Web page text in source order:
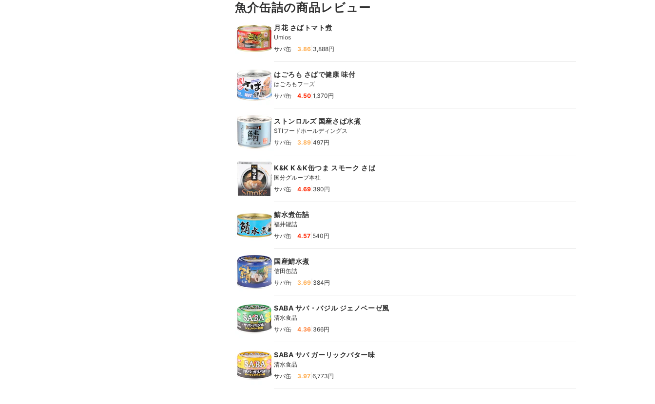
魚介缶詰の商品レビュー
月花 さばトマト煮
Umios
サバ缶
3.86 3,888円
はごろも さばで健康 味付
はごろもフーズ
サバ缶
4.50 1,370円
ストンロルズ 国産さば水煮
STIフードホールディングス
サバ缶
3.89 497円
K&K K＆K缶つま スモーク さば
国分グループ本社
サバ缶
4.69 390円
鯖水煮缶詰
福井罐詰
サバ缶
4.57 540円
国産鯖水煮
信田缶詰
サバ缶
3.69 384円
SABA サバ・バジル ジェノベーゼ風
清水食品
サバ缶
4.36 366円
SABA サバ ガーリックバター味
清水食品
サバ缶
3.97 6,773円